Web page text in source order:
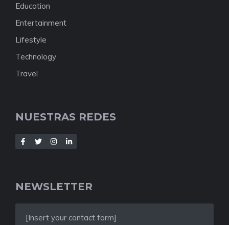
Education
Entertainment
Lifestyle
Technology
Travel
NUESTRAS REDES
NEWSLETTER
[Insert your contact form]